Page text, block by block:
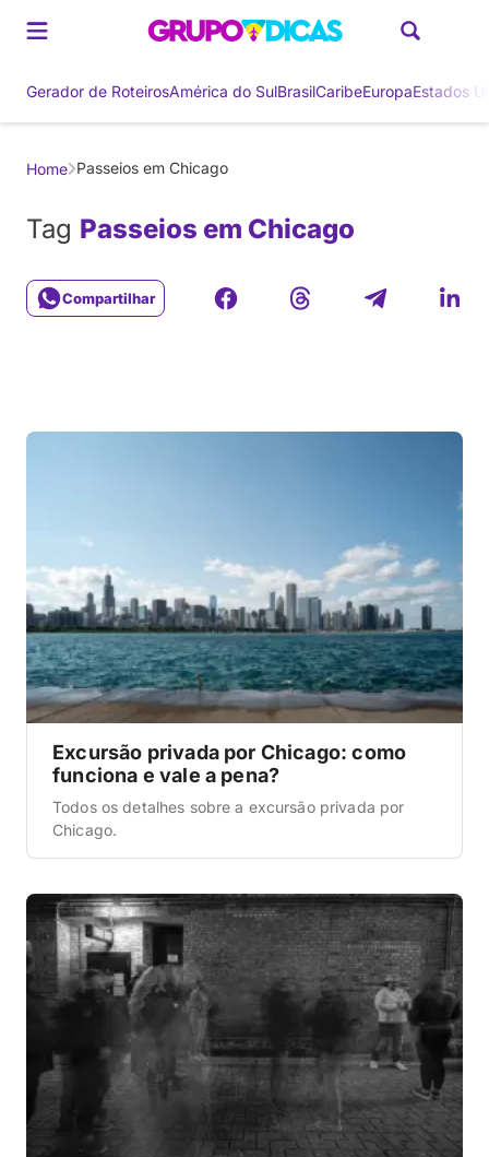
Gerador de RoteirosAmérica do SulBrasilCaribeEuropaEstados
Home Passeios em Chicago
Tag Passeios em Chicago
Compartilhar
Excursão privada por Chicago: como
funciona e vale a pena?
Todos os detalhes sobre a excursão privada por
Chicago.